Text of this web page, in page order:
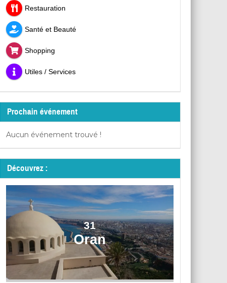
Restauration
Santé et Beauté
Shopping
Utiles / Services
Prochain événement
Aucun événement trouvé !
Découvrez :
31
Oran